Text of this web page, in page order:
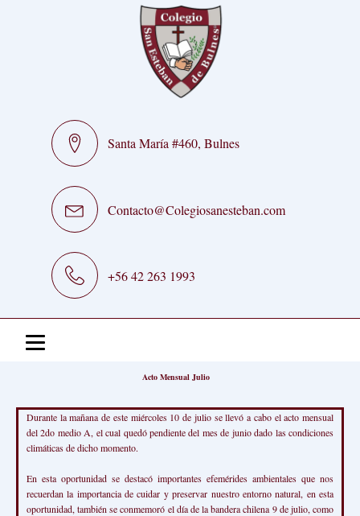
Santa María #460, Bulnes
Contacto@Colegiosanesteban.com
+56 42 263 1993
Acto Mensual Julio
Durante la mañana de este miércoles 10 de julio se llevó a cabo el acto mensual
del 2do medio A, el cual quedó pendiente del mes de junio dado las condiciones
climáticas de dicho momento.
En esta oportunidad se destacó importantes efemérides ambientales que nos
recuerdan la importancia de cuidar y preservar nuestro entorno natural, en esta
oportunidad, también se conmemoró el día de la bandera chilena 9 de julio, como